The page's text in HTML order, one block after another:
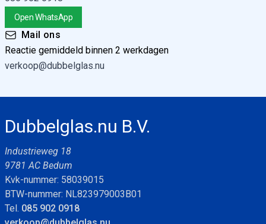
Open WhatsApp
Mail ons
Reactie gemiddeld binnen 2 werkdagen
verkoop@dubbelglas.nu
Dubbelglas.nu B.V.
Industrieweg 18
9781 AC Bedum
Kvk-nummer: 58039015
BTW-nummer: NL823979003B01
Tel. 085 902 0918